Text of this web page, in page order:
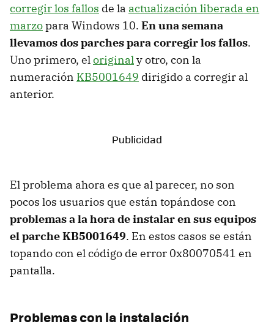
corregir los fallos de la actualización liberada en
marzopara Windows 10. En una semana
llevamos dos parches para corregir los fallos.
Uno primero, eloriginaly otro, con la
numeración KB5001649 dirigido a corregir al
anterior.
El problema ahora es que al parecer, no son
pocos los usuarios que están topándose con
problemas a la hora de instalar en sus equipos
el parche KB5001649. En estos casos se están
topando con el código de error 0x80070541 en
pantalla.
Problemas con la instalación